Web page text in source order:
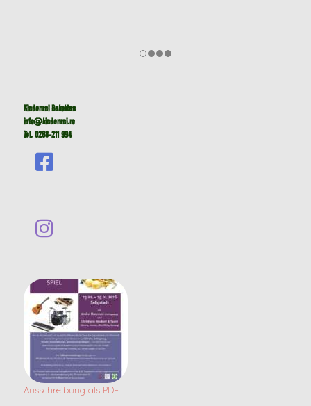
Kinderuni Bekokten
info@kinderuni.ro
Tel. 0268-211 994
Ausschreibung als PDF